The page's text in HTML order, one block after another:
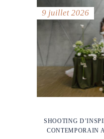
9 juillet 2026
SHOOTING
CONTEMPORAIN